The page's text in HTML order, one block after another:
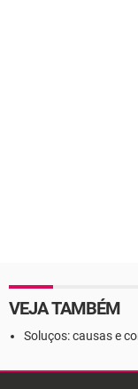
VEJA TAMBÉM
Soluços: causas e